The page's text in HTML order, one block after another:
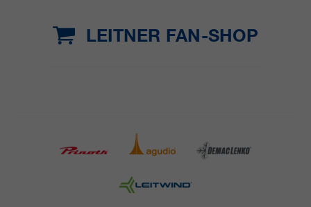
LEITNER FAN-SHOP